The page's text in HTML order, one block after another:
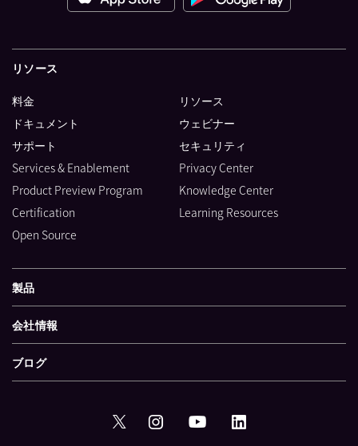
製品
リソース
料金
ドキュメント
サポート
Services & Enablement
Product Preview Program
Certification
Open Source
リソース
ウェビナー
セキュリティ
Privacy Center
Knowledge Center
Learning Resources
会社情報
ブログ